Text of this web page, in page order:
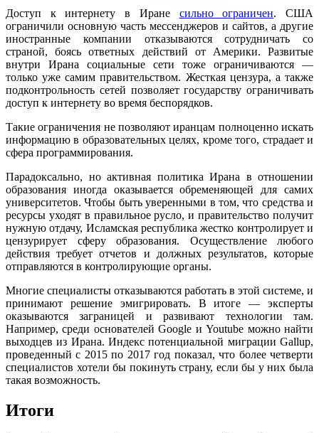
Доступ к интернету в Иране сильно ограничен. США
ограничили основную часть мессенджеров и сайтов, а другие
иностранные компании отказываются сотрудничать со
страной, боясь ответных действий от Америки. Развитые
внутри Ирана социальные сети тоже ограничиваются —
только уже самим правительством. Жесткая цензура, а также
подконтрольность сетей позволяет государству ограничивать
доступ к интернету во время беспорядков.
Такие ограничения не позволяют иранцам полноценно искать
информацию в образовательных целях, кроме того, страдает и
сфера программирования.
Парадоксально, но активная политика Ирана в отношении
образования иногда оказывается обременяющей для самих
университетов. Чтобы быть уверенными в том, что средства и
ресурсы уходят в правильное русло, и правительство получит
нужную отдачу, Исламская республика жестко контролирует и
цензурирует сферу образования. Осуществление любого
действия требует отчетов и должных результатов, которые
отправляются в контролирующие органы.
Многие специалисты отказываются работать в этой системе, и
принимают решение эмигрировать. В итоге — эксперты
оказываются заграницей и развивают технологии там.
Например, среди основателей Google и Youtube можно найти
выходцев из Ирана. Индекс потенциальной миграции Gallup,
проведенный с 2015 по 2017 год показал, что более четверти
специалистов хотели бы покинуть страну, если бы у них была
такая возможность.
Итоги